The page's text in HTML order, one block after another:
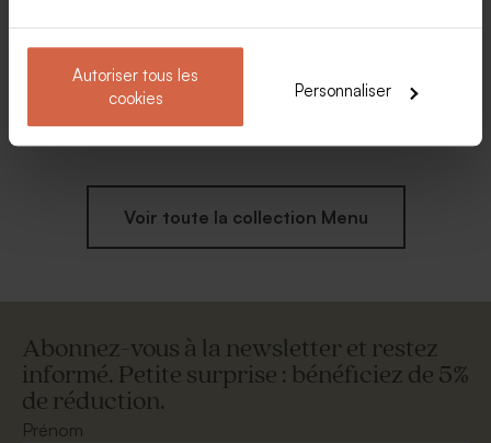
Autoriser tous les
cookies
Personnaliser
amour ton sur ton
couleurs
Voir toute la collection Menu
Abonnez-vous à la newsletter et restez
informé. Petite surprise : bénéficiez de 5%
de réduction.
Prénom